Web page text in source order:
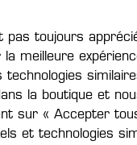
Plus 15%
toujours
meilleure
la boutique et
sur « Accepter
et technologies